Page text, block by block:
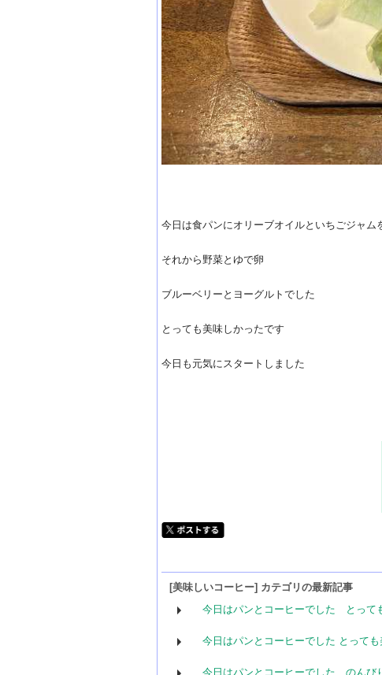
今日は食パンにオリーブオイルといちごジャム
それから野菜とゆで卵
ブルーベリーとヨーグルトでした
とっても美味しかったです
今日も元気にスタートしました
[美味しいコーヒー] カテゴリの最新記事
今日はパンとコーヒーでした とって
今日はパンとコーヒーでした とって
今日はパンとコーヒーでした のんび